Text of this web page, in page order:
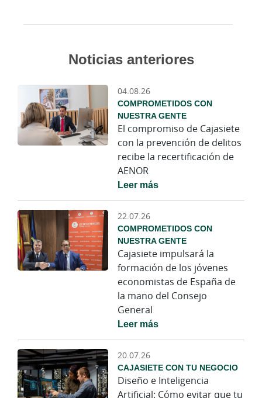
Noticias anteriores
04.08.26
COMPROMETIDOS CON
NUESTRA GENTE
El compromiso de Cajasiete
con la prevención de delitos
recibe la recertificación de
AENOR
Leer más
22.07.26
COMPROMETIDOS CON
NUESTRA GENTE
Cajasiete impulsará la
formación de los jóvenes
economistas de España de
la mano del Consejo
General
Leer más
20.07.26
CAJASIETE CON TU NEGOCIO
Diseño e Inteligencia
Artificial: Cómo evitar que tu